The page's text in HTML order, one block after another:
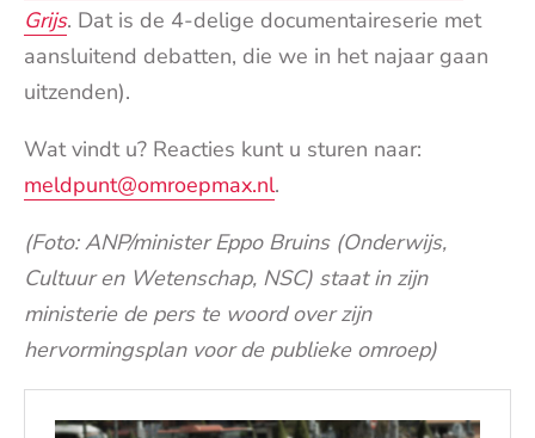
Grijs. Dat is de 4-delige documentaireserie met
aansluitend debatten, die we in het najaar gaan
uitzenden).
Wat vindt u? Reacties kunt u sturen naar:
meldpunt@omroepmax.nl.
(Foto: ANP/minister Eppo Bruins (Onderwijs,
Cultuur en Wetenschap, NSC) staat in zijn
ministerie de pers te woord over zijn
hervormingsplan voor de publieke omroep)